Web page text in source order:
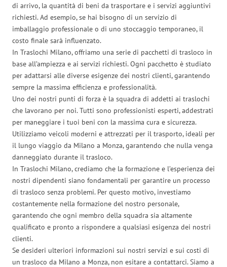
di arrivo, la quantità di beni da trasportare e i servizi aggiuntivi
richiesti. Ad esempio, se hai bisogno di un servizio di
imballaggio professionale o di uno stoccaggio temporaneo, il
costo finale sarà influenzato.
In Traslochi Milano, offriamo una serie di pacchetti di trasloco in
base all’ampiezza e ai servizi richiesti. Ogni pacchetto è studiato
per adattarsi alle diverse esigenze dei nostri clienti, garantendo
sempre la massima efficienza e professionalità.
Uno dei nostri punti di forza è la squadra di addetti ai traslochi
che lavorano per noi. Tutti sono professionisti esperti, addestrati
per maneggiare i tuoi beni con la massima cura e sicurezza.
Utilizziamo veicoli moderni e attrezzati per il trasporto, ideali per
il lungo viaggio da Milano a Monza, garantendo che nulla venga
danneggiato durante il trasloco.
In Traslochi Milano, crediamo che la formazione e l’esperienza dei
nostri dipendenti siano fondamentali per garantire un processo
di trasloco senza problemi. Per questo motivo, investiamo
costantemente nella formazione del nostro personale,
garantendo che ogni membro della squadra sia altamente
qualificato e pronto a rispondere a qualsiasi esigenza dei nostri
clienti.
Se desideri ulteriori informazioni sui nostri servizi e sui costi di
un trasloco da Milano a Monza, non esitare a contattarci. Siamo a